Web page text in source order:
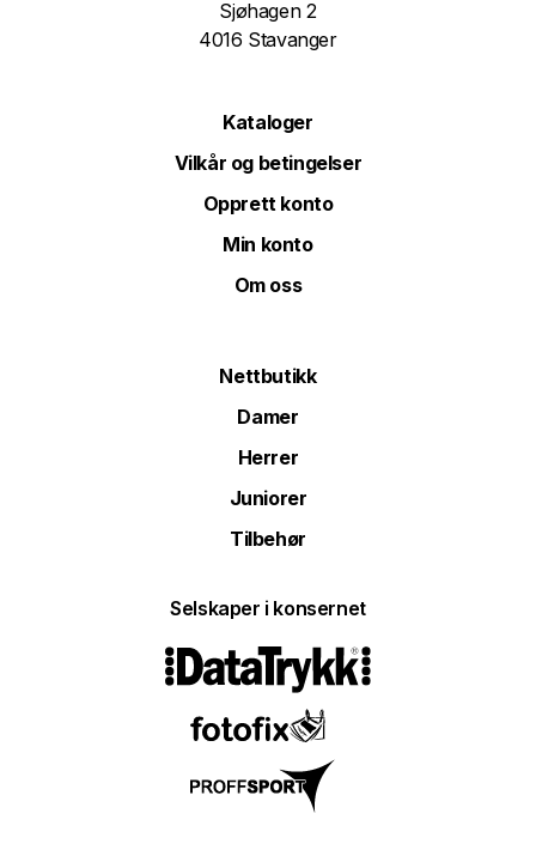
Sjøhagen 2
4016 Stavanger
Kataloger
Vilkår og betingelser
Opprett konto
Min konto
Om oss
Nettbutikk
Damer
Herrer
Juniorer
Tilbehør
Selskaper i konsernet